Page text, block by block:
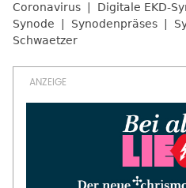
Coronavirus Digitale EKD-
Synode
Synodenpräses
Schwaetzer